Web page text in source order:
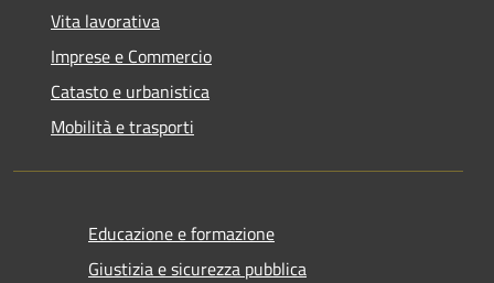
Vita lavorativa
Imprese e Commercio
Catasto e urbanistica
Mobilità e trasporti
Educazione e formazione
Giustizia e sicurezza pubblica